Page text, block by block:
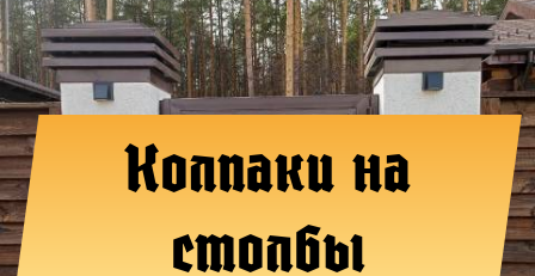
Колпаки на
столбы